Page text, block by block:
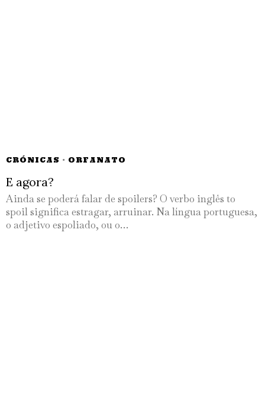
CRÓNICAS · ORFANATO
E agora?
Ainda se poderá falar de spoilers? O verbo inglês to
spoil significa estragar, arruinar. Na língua portuguesa,
o adjetivo espoliado, ou o…